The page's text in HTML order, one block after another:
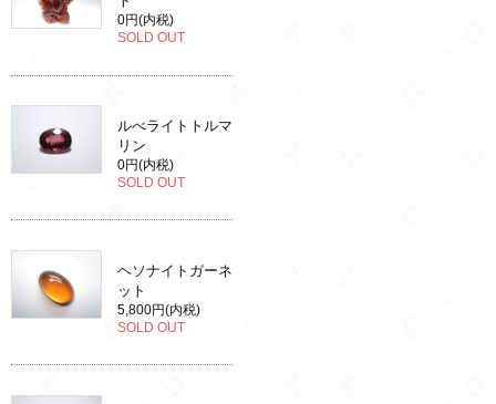
0円(内税)
SOLD OUT
ルべライトトルマ
リン
0円(内税)
SOLD OUT
ヘソナイトガーネ
ット
5,800円(内税)
SOLD OUT